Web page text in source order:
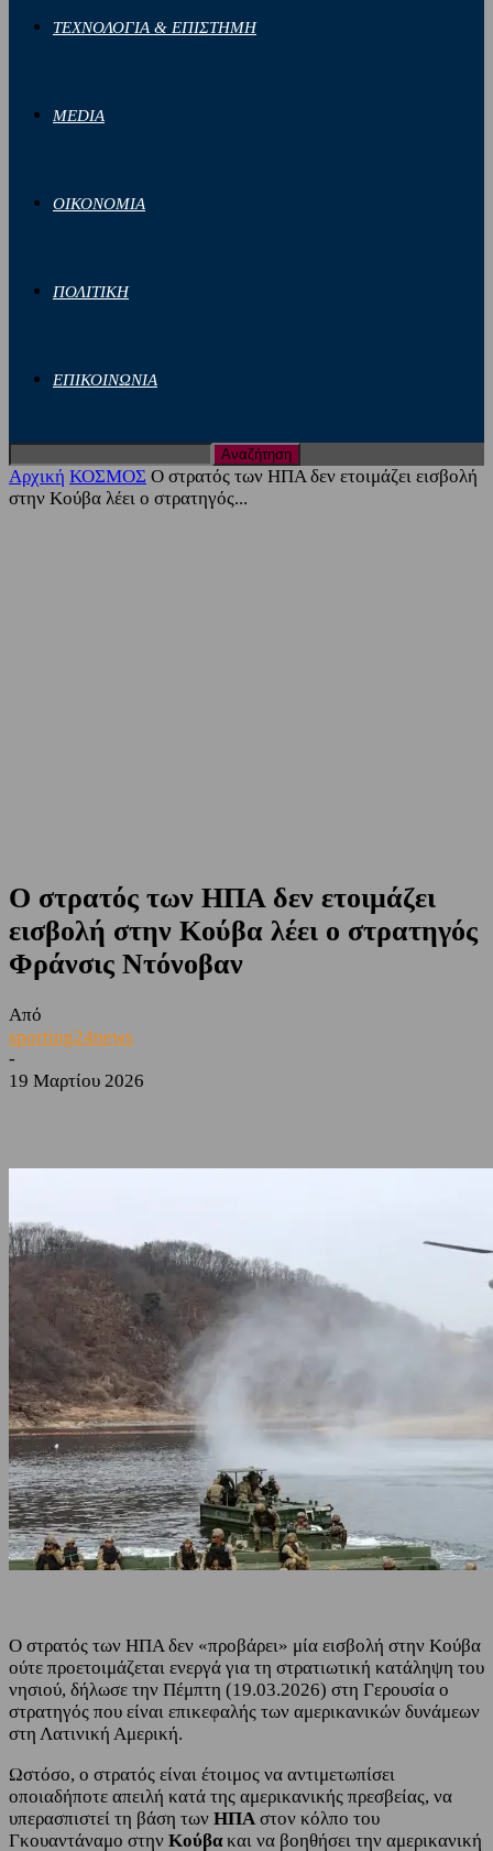
ΤΕΧΝΟΛΟΓΙΑ & ΕΠΙΣΤΗΜΗ
MEDIA
ΟΙΚΟΝΟΜΙΑ
ΠΟΛΙΤΙΚΗ
ΕΠΙΚΟΙΝΩΝΙΑ
Αρχική ΚΟΣΜΟΣ Ο στρατός των ΗΠΑ δεν ετοιμάζει εισβολή
στην Κούβα λέει ο στρατηγός...
Ο στρατός των ΗΠΑ δεν ετοιμάζει
εισβολή στην Κούβα λέει ο στρατηγός
Φράνσις Ντόνοβαν
Από
sporting24news
-
19 Μαρτίου 2026
Ο στρατός των ΗΠΑ δεν «προβάρει» μία εισβολή στην Κούβα
ούτε προετοιμάζεται ενεργά για τη στρατιωτική κατάληψη του
νησιού, δήλωσε την Πέμπτη (19.03.2026) στη Γερουσία ο
στρατηγός που είναι επικεφαλής των αμερικανικών δυνάμεων
στη Λατινική Αμερική.
Ωστόσο, ο στρατός είναι έτοιμος να αντιμετωπίσει
οποιαδήποτε απειλή κατά της αμερικανικής πρεσβείας, να
υπερασπιστεί τη βάση των ΗΠΑ στον κόλπο του
Γκουαντάναμο στην Κούβακαι να βοηθήσει την αμερικανική